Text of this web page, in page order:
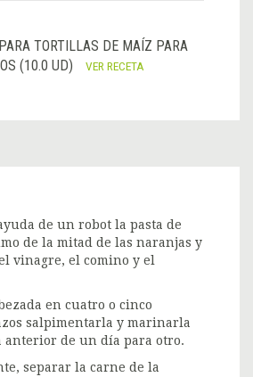
TORTILLAS DE MAÍZ PARA
(10.0 UD)
VER RECETA
de un robot la pasta de
de la mitad de las naranjas y
vinagre, el comino y el
en cuatro o cinco
salpimentarla y marinarla
anterior de un día para otro.
separar la carne de la